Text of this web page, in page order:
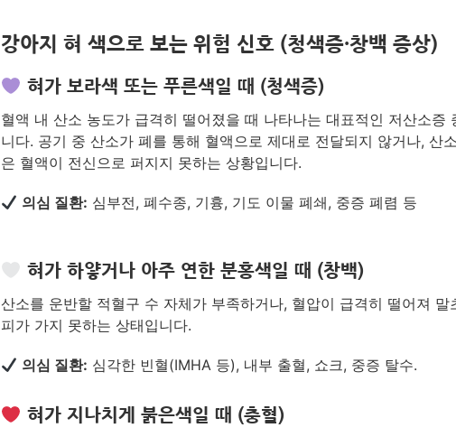
강아지 혀 색으로 보는 위험 신호 (청색증·창백 증상)
혀가 보라색 또는 푸른색일 때 (청색증)
혈액 내 산소 농도가 급격히 떨어졌을 때 나타나는 대표적인 저산소증
니다. 공기 중 산소가 폐를 통해 혈액으로 제대로 전달되지 않거나, 산
은 혈액이 전신으로 퍼지지 못하는 상황입니다.
의심 질환: 심부전, 폐수종, 기흉, 기도 이물 폐쇄, 중증 폐렴 등
혀가 하얗거나 아주 연한 분홍색일 때 (창백)
산소를 운반할 적혈구 수 자체가 부족하거나, 혈압이 급격히 떨어져 말
피가 가지 못하는 상태입니다.
의심 질환: 심각한 빈혈(IMHA 등), 내부 출혈, 쇼크, 중증 탈수.
혀가 지나치게 붉은색일 때 (충혈)